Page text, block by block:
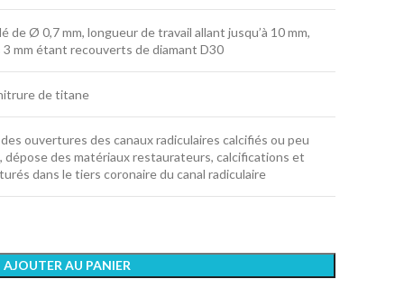
de Ø 0,7 mm, longueur de travail allant jusqu’à 10 mm,
3 mm étant recouverts de diamant D30
de titane
ouvertures des canaux radiculaires calcifiés ou peu
dépose des matériaux restaurateurs, calcifications et
dans le tiers coronaire du canal radiculaire
AJOUTER AU PANIER